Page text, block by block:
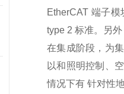
EtherCAT 端子
type 2 标准。另
在集成阶段，为
以和照明控制、
情况下有 针对性